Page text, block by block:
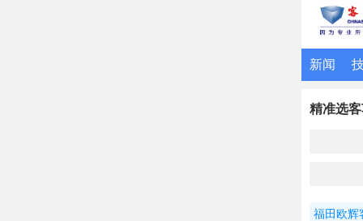
新闻
精准选
福田欧辉